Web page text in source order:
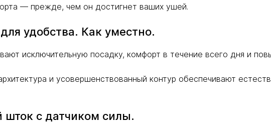
— прежде, чем он достигнет ваших ушей.
удобства. Как уместно.
исключительную посадку, комфорт в течение всего дня и
и усовершенствованный контур обеспечивают
с датчиком силы.